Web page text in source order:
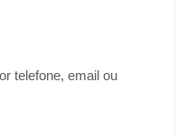
telefone, email ou